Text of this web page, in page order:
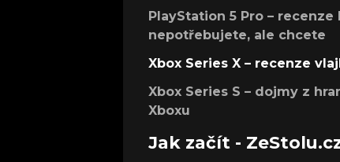
PlayStation 5 Pro –
nepotřebujete, ale chcete
Xbox Series X – recenze
Xbox Series S – dojmy z
Xboxu
Jak začít -